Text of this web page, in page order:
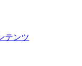
テンツ